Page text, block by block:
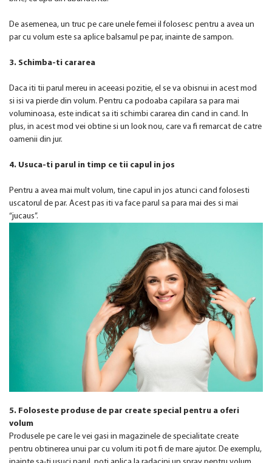
De asemenea, un truc pe care unele femei il folosesc pentru a avea un
par cu volum este sa aplice balsamul pe par, inainte de sampon.
3. Schimba-ti cararea
Daca iti tii parul mereu in aceeasi pozitie, el se va obisnui in acest mod
si isi va pierde din volum. Pentru ca podoaba capilara sa para mai
voluminoasa, este indicat sa iti schimbi cararea din cand in cand. In
plus, in acest mod vei obtine si un look nou, care va fi remarcat de catre
oamenii din jur.
4. Usuca-ti parul in timp ce tii capul in jos
Pentru a avea mai mult volum, tine capul in jos atunci cand folosesti
uscatorul de par. Acest pas iti va face parul sa para mai des si mai
“jucaus”.
5. Foloseste produse de par create special pentru a oferi
volum
Produsele pe care le vei gasi in magazinele de specialitate create
pentru obtinerea unui par cu volum iti pot fi de mare ajutor. De exemplu,